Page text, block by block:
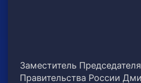
Заместитель Председателя
Правительства России